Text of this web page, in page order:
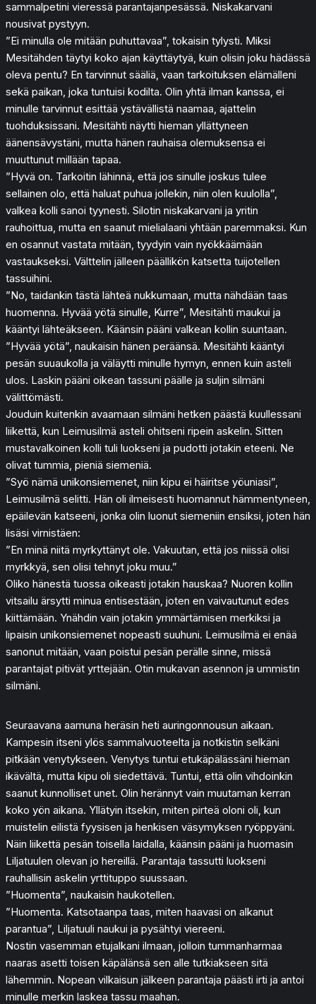
sammalpetini vieressä parantajanpesässä. Niskakarvani
nousivat pystyyn.
”Ei minulla ole mitään puhuttavaa”, tokaisin tylysti. Miksi
Mesitähden täytyi koko ajan käyttäytyä, kuin olisin joku hädässä
oleva pentu? En tarvinnut sääliä, vaan tarkoituksen elämälleni
sekä paikan, joka tuntuisi kodilta. Olin yhtä ilman kanssa, ei
minulle tarvinnut esittää ystävällistä naamaa, ajattelin
tuohduksissani. Mesitähti näytti hieman yllättyneen
äänensävystäni, mutta hänen rauhaisa olemuksensa ei
muuttunut millään tapaa.
”Hyvä on. Tarkoitin lähinnä, että jos sinulle joskus tulee
sellainen olo, että haluat puhua jollekin, niin olen kuulolla”,
valkea kolli sanoi tyynesti. Silotin niskakarvani ja yritin
rauhoittua, mutta en saanut mielialaani yhtään paremmaksi. Kun
en osannut vastata mitään, tyydyin vain nyökkäämään
vastaukseksi. Välttelin jälleen päällikön katsetta tuijotellen
tassuihini.
”No, taidankin tästä lähteä nukkumaan, mutta nähdään taas
huomenna. Hyvää yötä sinulle, Kurre”, Mesitähti maukui ja
kääntyi lähteäkseen. Käänsin pääni valkean kollin suuntaan.
”Hyvää yötä”, naukaisin hänen peräänsä. Mesitähti kääntyi
pesän suuaukolla ja väläytti minulle hymyn, ennen kuin asteli
ulos. Laskin pääni oikean tassuni päälle ja suljin silmäni
välittömästi.
Jouduin kuitenkin avaamaan silmäni hetken päästä kuullessani
liikettä, kun Leimusilmä asteli ohitseni ripein askelin. Sitten
mustavalkoinen kolli tuli luokseni ja pudotti jotakin eteeni. Ne
olivat tummia, pieniä siemeniä.
”Syö nämä unikonsiemenet, niin kipu ei häiritse yöuniasi”,
Leimusilmä selitti. Hän oli ilmeisesti huomannut hämmentyneen,
epäilevän katseeni, jonka olin luonut siemeniin ensiksi, joten hän
lisäsi virnistäen:
”En minä niitä myrkyttänyt ole. Vakuutan, että jos niissä olisi
myrkkyä, sen olisi tehnyt joku muu.”
Oliko hänestä tuossa oikeasti jotakin hauskaa? Nuoren kollin
vitsailu ärsytti minua entisestään, joten en vaivautunut edes
kiittämään. Ynähdin vain jotakin ymmärtämisen merkiksi ja
lipaisin unikonsiemenet nopeasti suuhuni. Leimusilmä ei enää
sanonut mitään, vaan poistui pesän perälle sinne, missä
parantajat pitivät yrttejään. Otin mukavan asennon ja ummistin
silmäni.
Seuraavana aamuna heräsin heti auringonnousun aikaan.
Kampesin itseni ylös sammalvuoteelta ja notkistin selkäni
pitkään venytykseen. Venytys tuntui etukäpälässäni hieman
ikävältä, mutta kipu oli siedettävä. Tuntui, että olin vihdoinkin
saanut kunnolliset unet. Olin herännyt vain muutaman kerran
koko yön aikana. Yllätyin itsekin, miten pirteä oloni oli, kun
muistelin eilistä fyysisen ja henkisen väsymyksen ryöppyäni.
Näin liikettä pesän toisella laidalla, käänsin pääni ja huomasin
Liljatuulen olevan jo hereillä. Parantaja tassutti luokseni
rauhallisin askelin yrttituppo suussaan.
”Huomenta”, naukaisin haukotellen.
”Huomenta. Katsotaanpa taas, miten haavasi on alkanut
parantua”, Liljatuuli naukui ja pysähtyi viereeni.
Nostin vasemman etujalkani ilmaan, jolloin tummanharmaa
naaras asetti toisen käpälänsä sen alle tutkiakseen sitä
lähemmin. Nopean vilkaisun jälkeen parantaja päästi irti ja antoi
minulle merkin laskea tassu maahan.